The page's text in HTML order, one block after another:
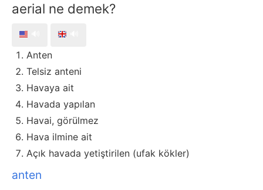
aerial ne demek?
Anten
Telsiz anteni
Havaya ait
Havada yapılan
Havai, görülmez
Hava ilmine ait
Açık havada yetiştirilen (ufak kökler)
anten